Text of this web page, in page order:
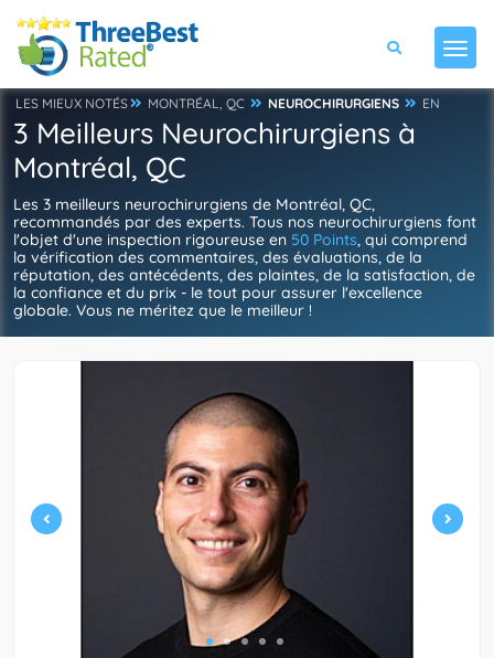
LES MIEUX NOTÉS MONTRÉAL, QC NEUROCHIRURGIENS EN
3 Meilleurs Neurochirurgiens à
Montréal, QC
Les 3 meilleurs neurochirurgiens de Montréal, QC,
recommandés par des experts. Tous nos neurochirurgiens font
l'objet d'une inspection rigoureuse en 50 Points, qui comprend
la vérification des commentaires, des évaluations, de la
réputation, des antécédents, des plaintes, de la satisfaction, de
la confiance et du prix - le tout pour assurer l'excellence
globale. Vous ne méritez que le meilleur !